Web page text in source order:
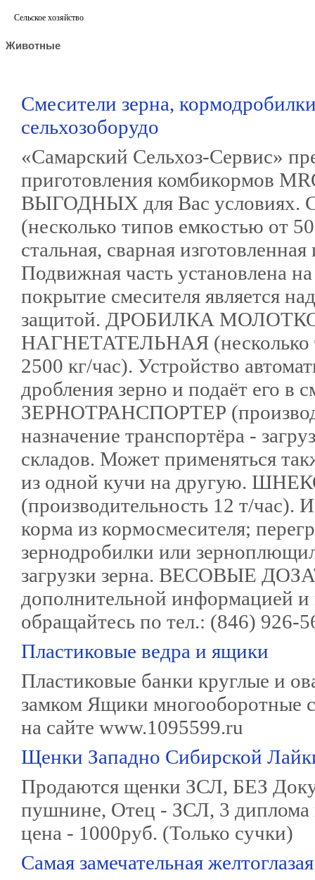
Сельское хозяйство
Животные
Смесители зерна,
сельхозоборудо
«Самарский Сельхоз-Сервис»
приготовления комбикормов
ВЫГОДНЫХ для Вас
(несколько типов емкостью от
стальная, сварная
Подвижная часть установлена
покрытие смесителя является
защитой. ДРОБИЛКА
НАГНЕТАТЕЛЬНАЯ (несколько
2500 кг/час). Устройство
дробления зерно и подаёт
ЗЕРНОТРАНСПОРТЕР
назначение транспортёра -
складов. Может применяться
из одной кучи на другую.
(производительность 12 т/час).
корма из кормосмесителя;
зернодробилки или
загрузки зерна. ВЕСОВЫЕ
дополнительной информацией и
обращайтесь по тел.: (846) 926-
Пластиковые ведра и ящики
Пластиковые банки круглые и
замком Ящики многооборотные
на сайте www.1095599.ru
Щенки Западно Сибирской
Продаются щенки ЗСЛ, БЕЗ
пушнине, Отец - ЗСЛ, 3 диплома
цена - 1000руб. (Только сучки)
Самая замечательная